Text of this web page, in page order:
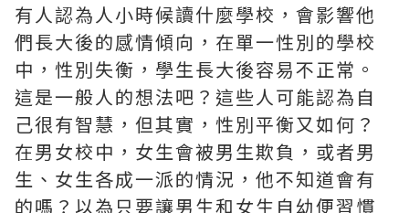
有人認為人小時候讀什麼學校，會影響他
們長大後的感情傾向，在單一性別的學校
中，性別失衡，學生長大後容易不正常。
這是一般人的想法吧？這些人可能認為自
己很有智慧，但其實，性別平衡又如何？
在男女校中，女生會被男生欺負，或者男
生、女生各成一派的情況，他不知道會有
的嗎？以為只要讓男生和女生自幼便習慣